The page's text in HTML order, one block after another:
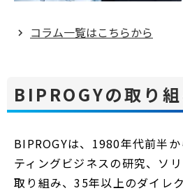
コラム一覧はこちらから
BIPROGYの取り
BIPROGYは、1980年代前半
ティングビジネスの研究、ソ
取り組み、35年以上のダイレ